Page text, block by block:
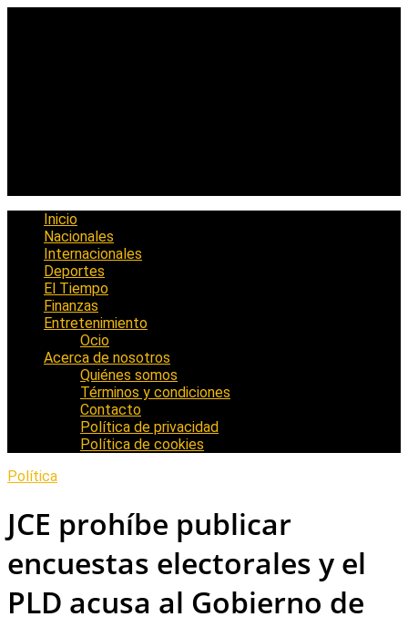
Inicio
Nacionales
Internacionales
Deportes
El Tiempo
Finanzas
Entretenimiento
Ocio
Acerca de nosotros
Quiénes somos
Términos y condiciones
Contacto
Política de privacidad
Política de cookies
Política
JCE prohíbe publicar
encuestas electorales y el
PLD acusa al Gobierno de